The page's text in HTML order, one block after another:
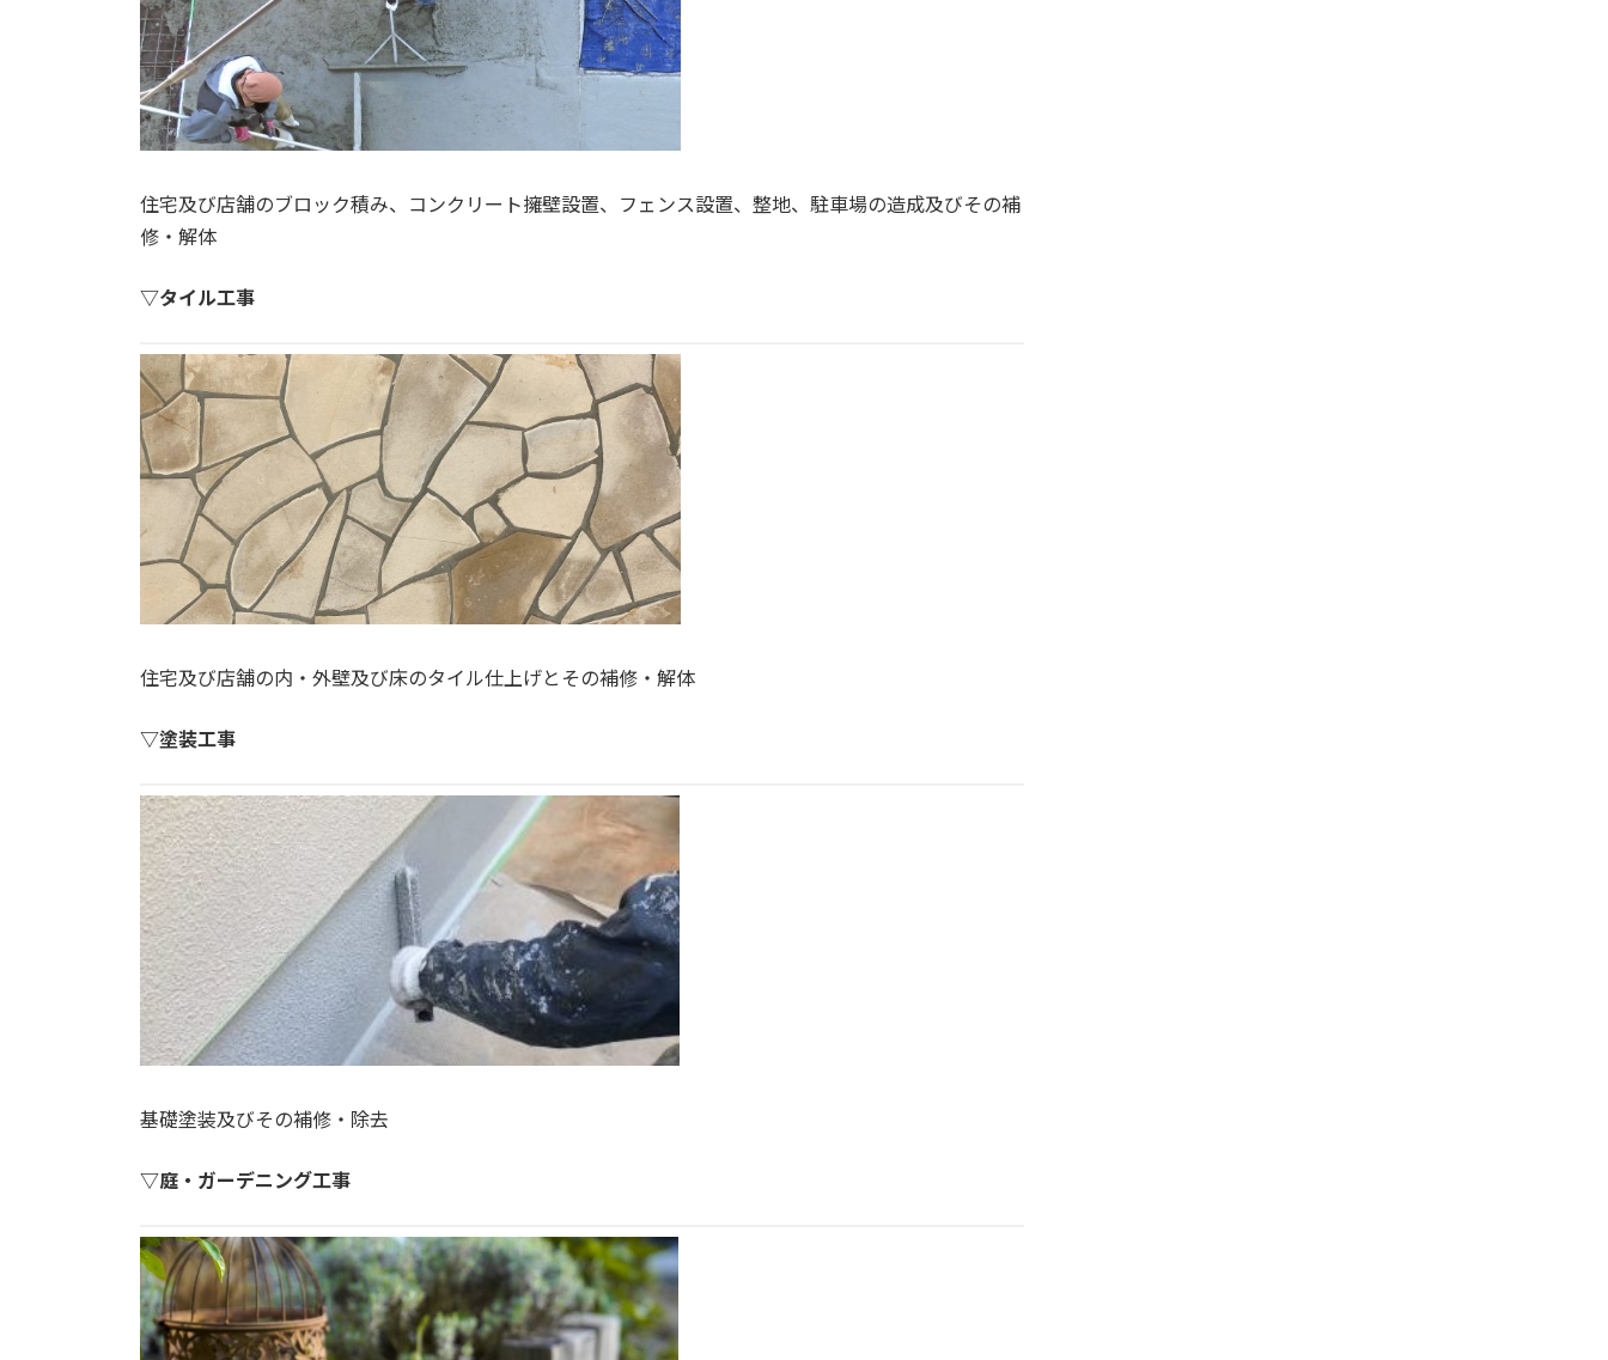
住宅及び店舗のブロック積み、コンクリート擁壁設置、フェンス設置、整地、駐車場の造成及びその補
修・解体
▽タイル工事
住宅及び店舗の内・外壁及び床のタイル仕上げとその補修・解体
▽塗装工事
基礎塗装及びその補修・除去
▽庭・ガーデニング工事